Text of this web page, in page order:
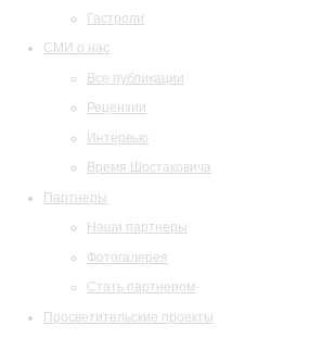
Гастроли
СМИ о нас
Все публикации
Рецензии
Интервью
Время Шостаковича
Партнеры
Наши партнеры
Фотогалерея
Стать партнером
Просветительские проекты